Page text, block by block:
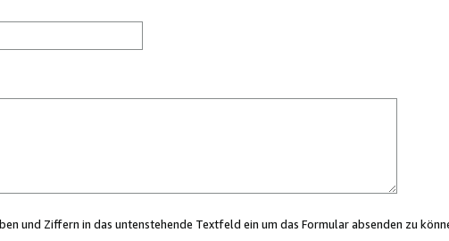
und Ziffern in das untenstehende Textfeld ein um das Formular absenden zu